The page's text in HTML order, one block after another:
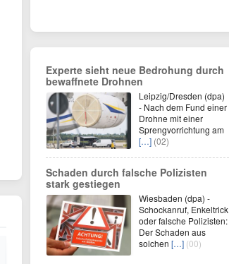
Experte sieht neue Bedrohung durch
bewaffnete Drohnen
Leipzig/Dresden (dpa)
- Nach dem Fund einer
Drohne mit einer
Sprengvorrichtung am
[…] (02)
Schaden durch falsche Polizisten
stark gestiegen
Wiesbaden (dpa) -
Schockanruf, Enkeltrick
oder falsche Polizisten:
Der Schaden aus
solchen […] (00)